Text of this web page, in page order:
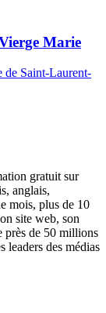
Marie
de Saint-Laurent-
gratuit sur
anglais,
mois, plus de 10
site web, son
près de 50 millions
leaders des médias